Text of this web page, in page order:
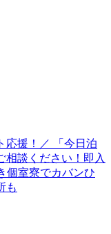
応援！／ 「今日泊
談ください！即入
個室寮でカバンひ
も